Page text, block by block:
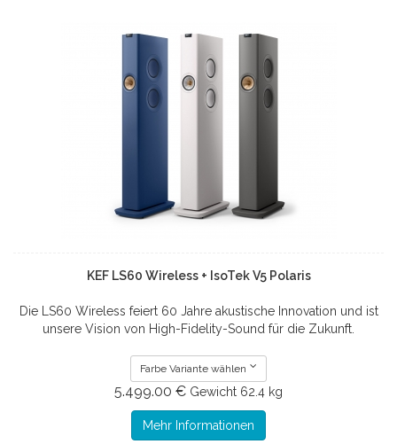
KEF LS60 Wireless + IsoTek V5 Polaris
Die LS60 Wireless feiert 60 Jahre akustische Innovation und ist
unsere Vision von High-Fidelity-Sound für die Zukunft.
Farbe Variante wählen
5.499.00 € Gewicht 62.4 kg
Mehr Informationen